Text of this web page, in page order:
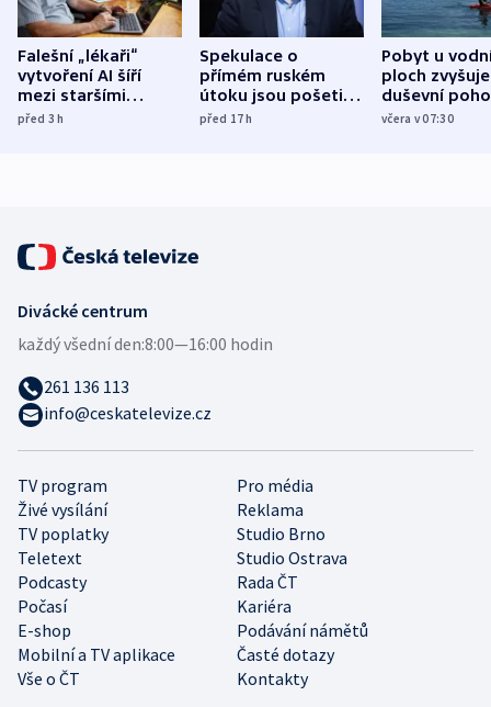
Falešní „lékaři“
vytvoření AI šíří
mezi staršími
Poláky nebezpečné
před 3h
Spekulace o
přímém ruském
útoku jsou pošetilé,
míní estonský
před 17h
Pobyt u
ploch zvyšuje
duševní
ukázala
včera v 07:30
TV program
Pro média
Živé vysílání
Reklama
TV poplatky
Studio Brno
Teletext
Studio Ostrava
Podcasty
Rada ČT
Počasí
Kariéra
E-shop
Podávání námětů
Mobilní a TV aplikace
Časté dotazy
Vše o ČT
Kontakty
Divácké centrum
každý všední den:8:00—16:00 hodin
261 136 113
info@ceskatelevize.cz